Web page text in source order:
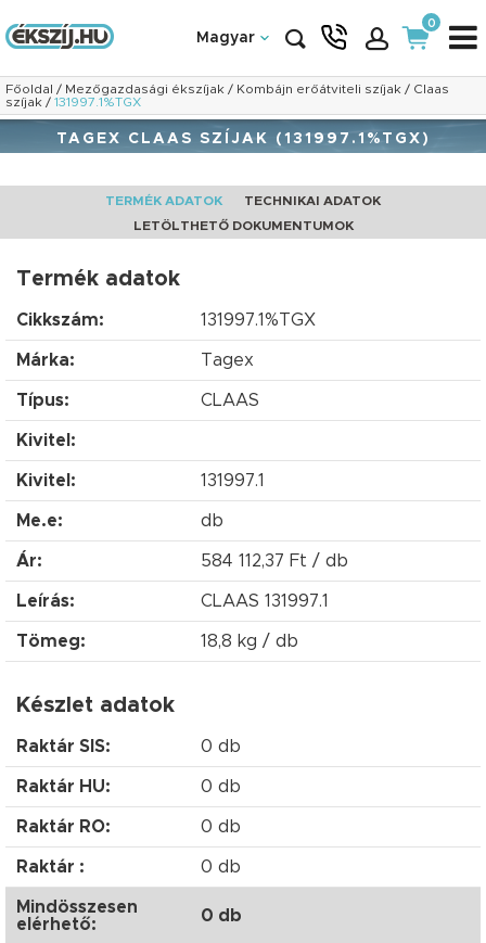
Magyar
0
Főoldal / Mezőgazdasági ékszíjak / Kombájn erőátviteli szíjak / Claas
szíjak / 131997.1%TGX
TAGEX CLAAS SZÍJAK (131997.1%TGX)
TERMÉK ADATOK
TECHNIKAI ADATOK
LETÖLTHETŐ DOKUMENTUMOK
Termék adatok
Cikkszám: 131997.1%TGX
Márka: Tagex
Típus: CLAAS
Kivitel:
Kivitel: 131997.1
Me.e: db
Ár: 584 112,37 Ft / db
Leírás: CLAAS 131997.1
Tömeg: 18,8 kg / db
Készlet adatok
Raktár SIS: 0 db
Raktár HU: 0 db
Raktár RO: 0 db
Raktár : 0 db
Mindösszesen
elérhető:
0 db